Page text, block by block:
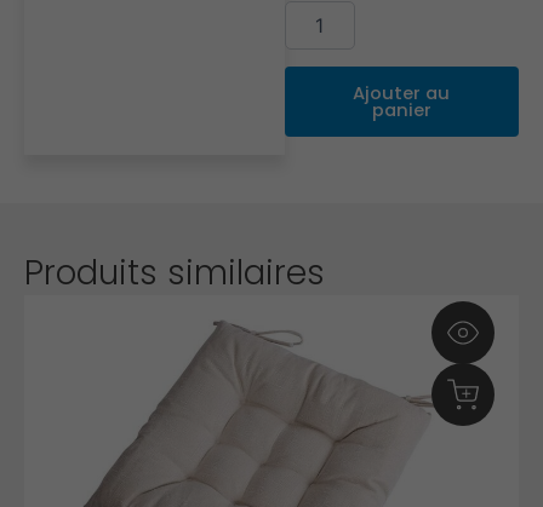
emmanuel
rotin
Ajouter au
panier
Produits similaires